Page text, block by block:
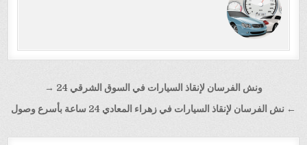
تصفّح
المقالات
ونش الفرسان لإنقاذ السيارات في السوق الشرقي 24 →
← نش الفرسان لإنقاذ السيارات في زهراء المعادي 24 ساعة بأسرع وصول